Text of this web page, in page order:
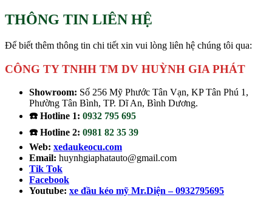
THÔNG TIN LIÊN HỆ
Để biết thêm thông tin chi tiết xin vui lòng liên hệ chúng tôi qua:
CÔNG TY TNHH TM DV HUỲNH GIA PHÁT
Showroom: Số 256 Mỹ Phước Tân Vạn, KP Tân Phú 1,
Phường Tân Bình, TP. Dĩ An, Bình Dương.
☎️ Hotline 1: 0932 795 695
☎️ Hotline 2: 0981 82 35 39
Web: xedaukeocu.com
Email: huynhgiaphatauto@gmail.com
Tik Tok
Facebook
Youtube: xe đầu kéo mỹ Mr.Diện – 0932795695